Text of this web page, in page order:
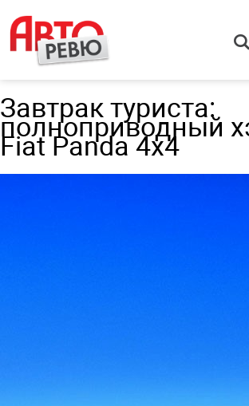
s
Завтрак туриста:
полноприводный
Fiat Panda 4x4